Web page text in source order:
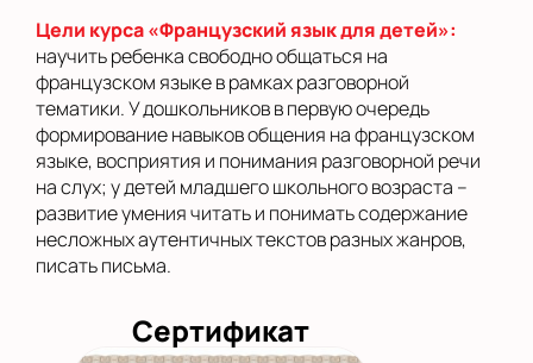
Цели курса «Французский язык для детей»:
научить ребенка свободно общаться на
французском языке в рамках разговорной
тематики. У дошкольников в первую очередь
формирование навыков общения на французском
языке, восприятия и понимания разговорной речи
на слух; у детей младшего школьного возраста –
развитие умения читать и понимать содержание
несложных аутентичных текстов разных жанров,
писать письма.
Сертификат